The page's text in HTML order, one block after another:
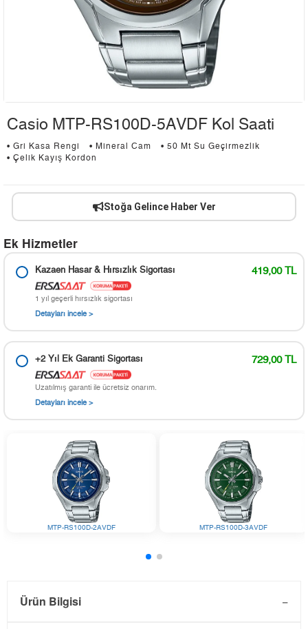
Casio MTP-RS100D-5AVDF Kol Saati
• Gri Kasa Rengi • Mineral Cam
• 50 Mt Su Geçirmezlik
• Çelik Kayış Kordon
Stoğa Gelince Haber Ver
Ek Hizmetler
Kazaen Hasar & Hırsızlık Sigortası 419,00 TL
1 yıl geçerli hırsızlık sigortası
Detayları incele >
+2 Yıl Ek Garanti Sigortası 729,00 TL
Uzatılmış garanti ile ücretsiz onarım.
Detayları incele >
MTP-RS100D-2AVDF MTP-RS100D-3AVDF
Ürün Bilgisi